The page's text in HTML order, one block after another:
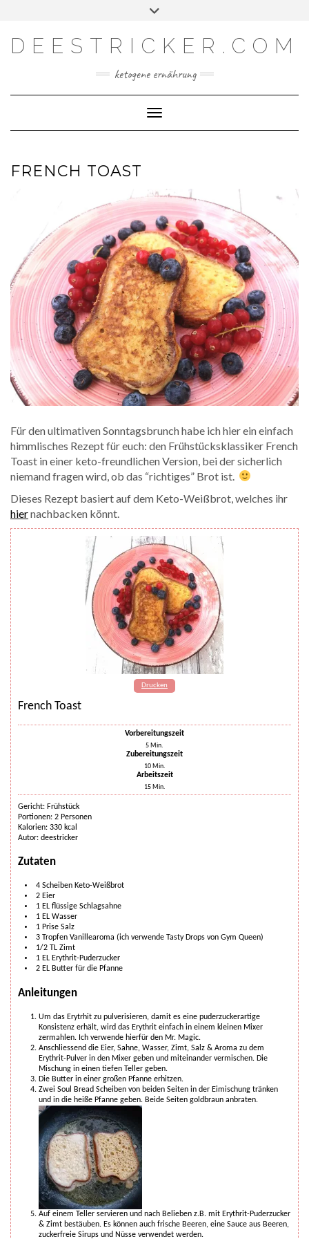
content
FacebookInstagram
DEESTRICKER.COM
ketogene ernährung
Toggle Navigation
FRENCH TOAST
Für den ultimativen Sonntagsbrunch habe ich hier ein einfach
himmlisches Rezept für euch: den Frühstücksklassiker French
Toast in einer keto-freundlichen Version, bei der sicherlich
niemand fragen wird, ob das “richtiges” Brot ist.
Dieses Rezept basiert auf dem Keto-Weißbrot, welches ihr
hiernachbacken könnt.
Drucken
French Toast
Vorbereitungszeit
5 Min.
Zubereitungszeit
10 Min.
Arbeitszeit
15 Min.
Gericht: Frühstück
Portionen: 2 Personen
Kalorien: 330 kcal
Autor: deestricker
Zutaten
4 Scheiben Keto-Weißbrot
2 Eier
1 EL flüssige Schlagsahne
1 EL Wasser
1 Prise Salz
3 Tropfen Vanillearoma (ich verwende Tasty Drops von Gym Queen)
1/2 TL Zimt
1 EL Erythrit-Puderzucker
2 EL Butter für die Pfanne
Anleitungen
Um das Erytrhit zu pulverisieren, damit es eine puderzuckerartige
Konsistenz erhält, wird das Erythrit einfach in einem kleinen Mixer
zermahlen. Ich verwende hierfür den Mr. Magic.
Anschliessend die Eier, Sahne, Wasser, Zimt, Salz & Aroma zu dem
Erythrit-Pulver in den Mixer geben und miteinander vermischen. Die
Mischung in einen tiefen Teller geben.
Die Butter in einer großen Pfanne erhitzen.
Zwei Soul Bread Scheiben von beiden Seiten in der Eimischung tränken
und in die heiße Pfanne geben. Beide Seiten goldbraun anbraten.
Auf einem Teller servieren und nach Belieben z.B. mit Erythrit-Puderzucker
& Zimt bestäuben. Es können auch frische Beeren, eine Sauce aus Beeren,
zuckerfreie Sirups und Nüsse verwendet werden.